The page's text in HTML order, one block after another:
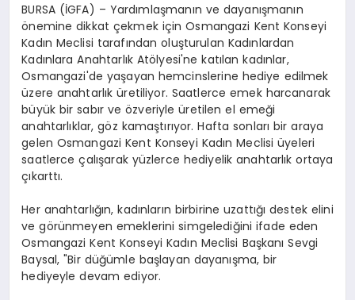
BURSA (İGFA) – Yardımlaşmanın ve dayanışmanın
önemine dikkat çekmek için Osmangazi Kent Konseyi
Kadın Meclisi tarafından oluşturulan Kadınlardan
Kadınlara Anahtarlık Atölyesi'ne katılan kadınlar,
Osmangazi'de yaşayan hemcinslerine hediye edilmek
üzere anahtarlık üretiliyor. Saatlerce emek harcanarak
büyük bir sabır ve özveriyle üretilen el emeği
anahtarlıklar, göz kamaştırıyor. Hafta sonları bir araya
gelen Osmangazi Kent Konseyi Kadın Meclisi üyeleri
saatlerce çalışarak yüzlerce hediyelik anahtarlık ortaya
çıkarttı.
Her anahtarlığın, kadınların birbirine uzattığı destek elini
ve görünmeyen emeklerini simgelediğini ifade eden
Osmangazi Kent Konseyi Kadın Meclisi Başkanı Sevgi
Baysal, "Bir düğümle başlayan dayanışma, bir
hediyeyle devam ediyor.